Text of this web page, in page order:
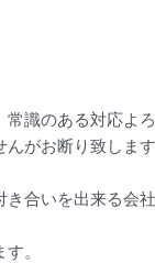
識のある対応よろ
んがお断り致します
合いを出来る会
。